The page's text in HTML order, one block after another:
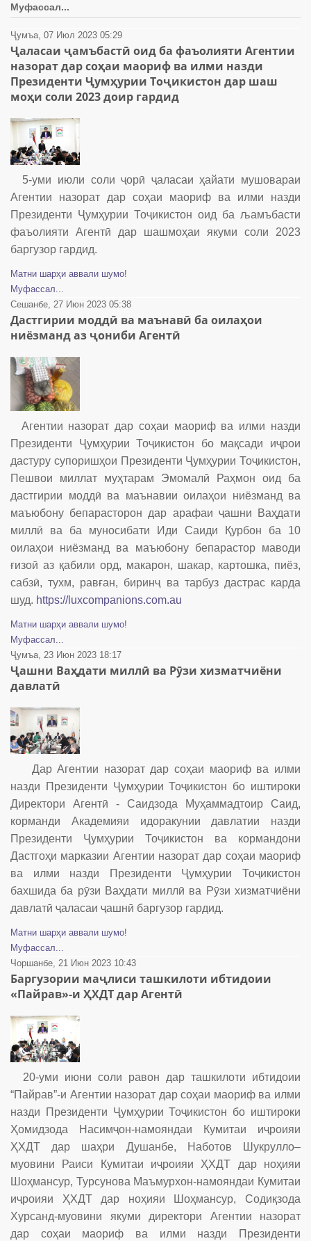
Муфассал...
Ҷумъа, 07 Июл 2023 05:29
Ҷаласаи ҷамъбастӣ оид ба фаъолияти Агентии
назорат дар соҳаи маориф ва илми назди
Президенти Ҷумҳурии Тоҷикистон дар шаш
моҳи соли 2023 доир гардид
5-уми июли соли ҷорӣ ҷаласаи ҳайати мушовараи
Агентии назорат дар соҳаи маориф ва илми назди
Президенти Ҷумҳурии Тоҷикистон оид ба љамъбасти
фаъолияти Агентӣ дар шашмоҳаи якуми соли 2023
баргузор гардид.
Матни шарҳи аввали шумо!
Муфассал...
Сешанбе, 27 Июн 2023 05:38
Дастгирии моддӣ ва маънавӣ ба оилаҳои
ниёзманд аз ҷониби Агентӣ
Агентии назорат дар соҳаи маориф ва илми назди
Президенти Ҷумҳурии Тоҷикистон бо мақсади иҷрои
дастуру супоришҳои Президенти Ҷумҳурии Тоҷикистон,
Пешвои миллат муҳтарам Эмомалӣ Раҳмон оид ба
дастгирии моддӣ ва маънавии оилаҳои ниёзманд ва
маъюбону бепарасторон дар арафаи ҷашни Ваҳдати
миллӣ ва ба муносибати Иди Саиди Қурбон ба 10
оилаҳои ниёзманд ва маъюбону бепарастор маводи
ғизоӣ аз қабили орд, макарон, шакар, картошка, пиёз,
сабзӣ, тухм, равған, биринҷ ва тарбуз дастрас карда
шуд. https://luxcompanions.com.au
Матни шарҳи аввали шумо!
Муфассал...
Ҷумъа, 23 Июн 2023 18:17
Ҷашни Ваҳдати миллӣ ва Рӯзи хизматчиёни
давлатӣ
Дар Агентии назорат дар соҳаи маориф ва илми
назди Президенти Ҷумҳурии Тоҷикистон бо иштироки
Директори Агентӣ - Саидзода Муҳаммадтоир Саид,
корманди Академияи идоракунии давлатии назди
Президенти Ҷумҳурии Тоҷикистон ва кормандони
Дастгоҳи марказии Агентии назорат дар соҳаи маориф
ва илми назди Президенти Ҷумҳурии Тоҷикистон
бахшида ба рӯзи Ваҳдати миллӣ ва Рӯзи хизматчиёни
давлатӣ ҷаласаи ҷашнӣ баргузор гардид.
Матни шарҳи аввали шумо!
Муфассал...
Чоршанбе, 21 Июн 2023 10:43
Баргузории маҷлиси ташкилоти ибтидоии
«Пайрав»-и ҲХДТ дар Агентӣ
20-уми июни соли равон дар ташкилоти ибтидоии
“Пайрав”-и Агентии назорат дар соҳаи маориф ва илми
назди Президенти Ҷумҳурии Тоҷикистон бо иштироки
Ҳомидзода Насимҷон-намояндаи Кумитаи иҷроияи
ҲХДТ дар шаҳри Душанбе, Наботов Шукрулло–
муовини Раиси Кумитаи иҷроияи ҲХДТ дар ноҳияи
Шоҳмансур, Турсунова Маъмурхон-намояндаи Кумитаи
иҷроияи ҲХДТ дар ноҳияи Шоҳмансур, Содиқзода
Хурсанд-муовини якуми директори Агентии назорат
дар соҳаи маориф ва илми назди Президенти